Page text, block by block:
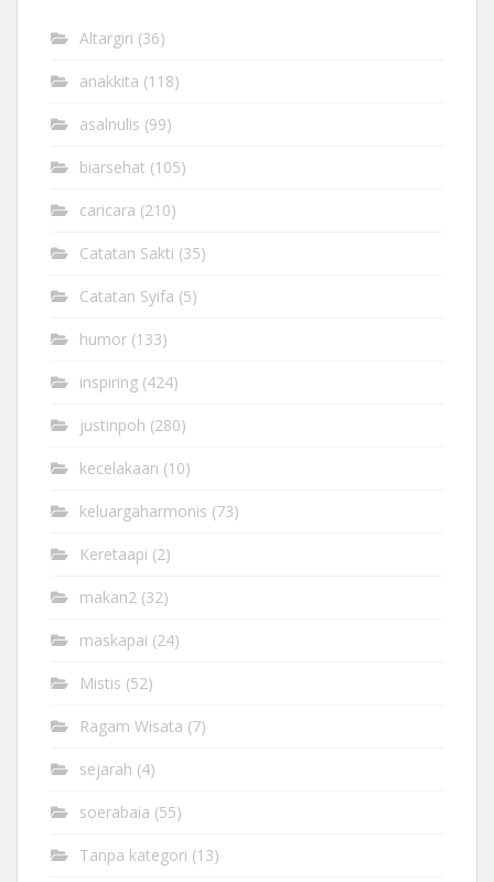
Altargiri (36)
anakkita (118)
asalnulis (99)
biarsehat (105)
caricara (210)
Catatan Sakti (35)
Catatan Syifa (5)
humor (133)
inspiring (424)
justinpoh (280)
kecelakaan (10)
keluargaharmonis (73)
Keretaapi (2)
makan2 (32)
maskapai (24)
Mistis (52)
Ragam Wisata (7)
sejarah (4)
soerabaia (55)
Tanpa kategori (13)